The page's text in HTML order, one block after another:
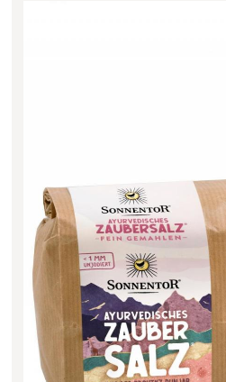
Stiftsgärtnerei
Weinkellerei Stift
Kremsmünster
Wildkraut
KATEGORIE